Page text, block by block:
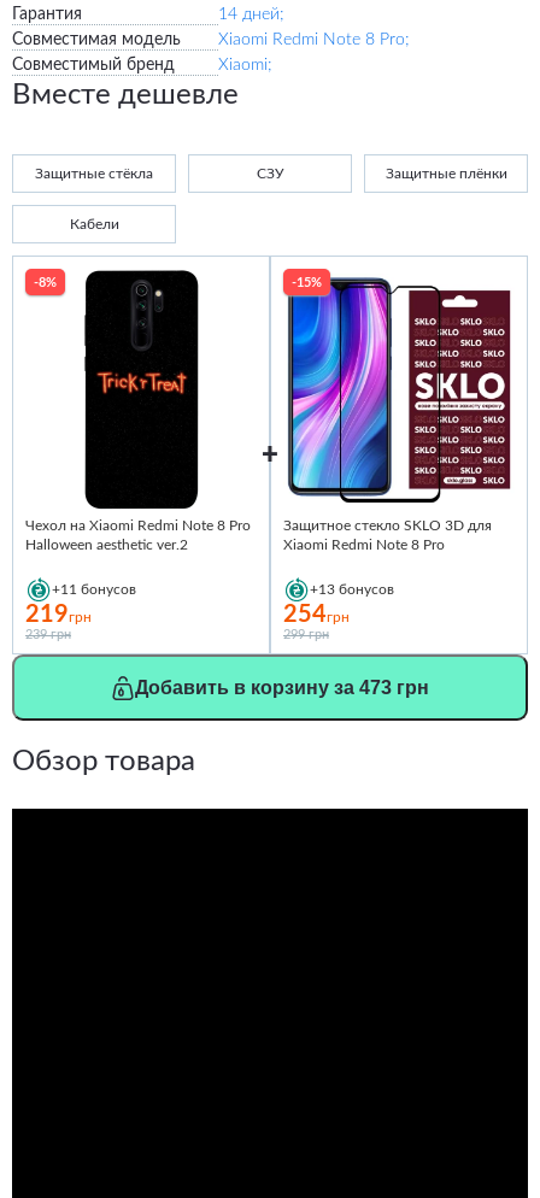
Гарантия
14 дней;
Совместимая модель
Xiaomi Redmi Note 8 Pro;
Совместимый бренд
Xiaomi;
Вместе дешевле
Защитные стёкла СЗУ Защитные плёнки
Кабели
-8%
Чехол на Xiaomi Redmi Note 8 Pro
Halloween aesthetic ver.2
+11 бонусов
219грн
239 грн
-15%
Защитное стекло SKLO 3D для
Xiaomi Redmi Note 8 Pro
+13 бонусов
254грн
299 грн
Добавить в корзину за 473 грн
Обзор товара